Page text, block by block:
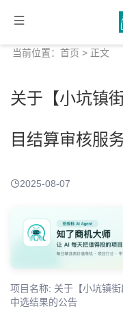
当前位置： 首页 > 正文
关于【小坑镇
目结算审核服
2025-08-07
项目名称: 关于【小坑镇街
中选结果的公告